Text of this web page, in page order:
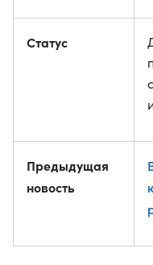
Статус
Предыдущая
новость